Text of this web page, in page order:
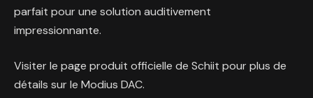
parfait pour une solution auditivement
impressionnante.
Visiter le page produit officielle de Schiit pour plus de
détails sur le Modius DAC.